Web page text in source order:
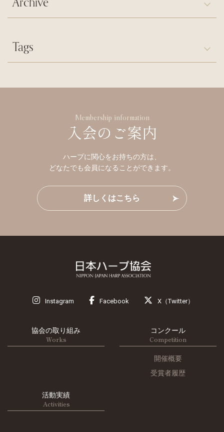
Archive
Tags
Membership information
入会のご案内
ハープに関心をお持ちの方は、
どなたでも会員になることができます。
詳しくはこちら
Instagram Facebook X（Twitter）
協会の取り組み
Works
コンクール
Competition
開催概要
受賞者履歴
活動実績
Activities